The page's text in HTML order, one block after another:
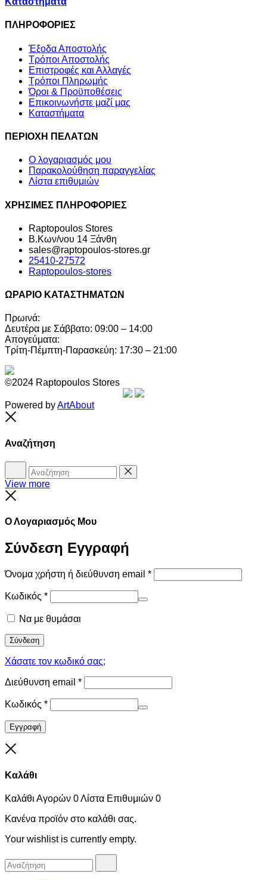
ΠΛΗΡΟΦΟΡΙΕΣ
Έξοδα Αποστολής
Τρόποι Αποστολής
Επιστροφές και Αλλαγές
Τρόποι Πληρωμής
Όροι & Προϋποθέσεις
Επικοινωνήστε μαζί μας
Καταστήματα
ΠΕΡΙΟΧΗ ΠΕΛΑΤΩΝ
Ο λογαριασμός μου
Παρακολούθηση παραγγελίας
Λίστα επιθυμιών
ΧΡΗΣΙΜΕΣ ΠΛΗΡΟΦΟΡΙΕΣ
Raptopoulos Stores
Β.Κων/νου 14 Ξάνθη
sales@raptopoulos-stores.gr
25410-27572
Raptopoulos-stores
ΩΡΑΡΙΟ ΚΑΤΑΣΤΗΜΑΤΩΝ
Πρωινά:
Δευτέρα με Σάββατο: 09:00 – 14:00
Απογεύματα:
Τρίτη-Πέμπτη-Παρασκεύη: 17:30 – 21:00
©2024 Raptopoulos Stores
Powered byArtAbout
Αναζήτηση
Αναζήτηση Reset
View more
Ο Λογαριασμός Μου
Σύνδεση Εγγραφή
Όνομα χρήστη ή διεύθυνση email *
Κωδικός *
Να με θυμάσαι
Σύνδεση
Χάσατε τον κωδικό σας;
Διεύθυνση email *
Κωδικός *
Εγγραφή
Καλάθι
Καλάθι Αγορών 0Λίστα Επιθυμιών 0
Κανένα προϊόν στο καλάθι σας.
Your wishlist is currently empty.
Αναζήτησα
για: